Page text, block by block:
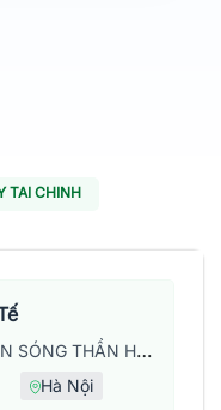
TAI CHINH
CÔNG TY CỔ PHẦN SÓNG THẦN HÀ NỘI
Hà Nội